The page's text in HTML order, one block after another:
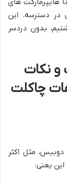
در دسترسه. این
بدون دردسر
و نکات
چاکلت
مثل اکثر
یعنی: